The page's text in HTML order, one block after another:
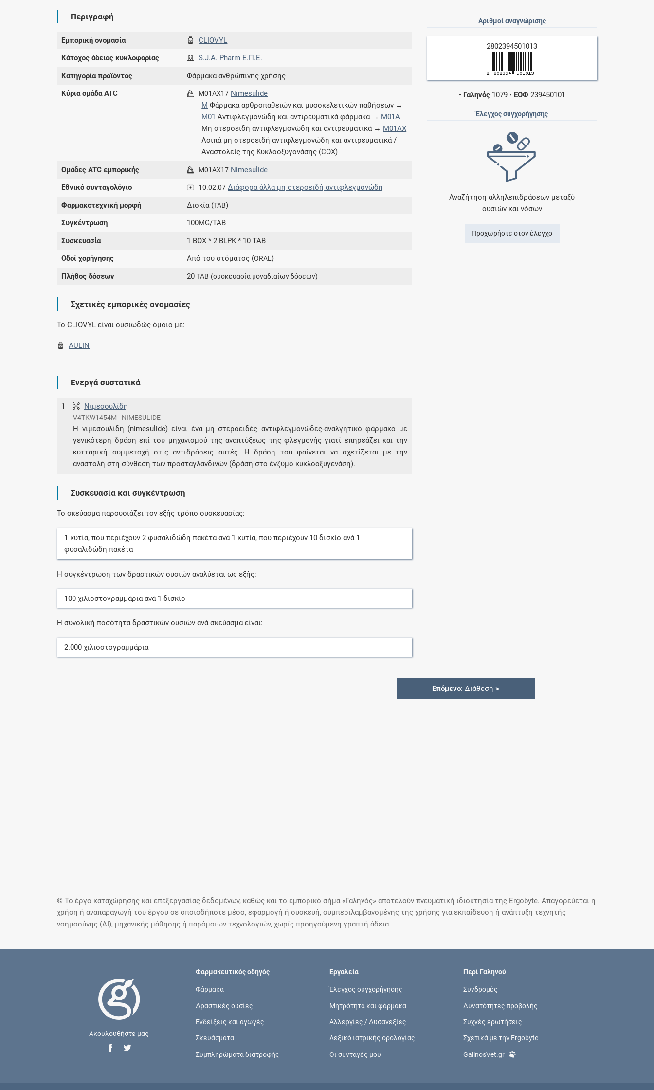
επιπλέον παροχές των συνδρομητικών
Ενδείξεις και αγωγές
Βρείτε θεραπευτικές ενδείξεις και αγωγές για
νόσους, συμπτώματα και ιατρικές πράξεις
πορείας του Galinos.gr από το 2011 μέχρι
Περιγραφή
Εμπορική ονομασία CLIOVYL
Κάτοχος άδειας κυκλοφορίας S.J.A. Pharm Ε.Π.Ε.
Κατηγορία προϊόντος Φάρμακα ανθρώπινης χρήσης
Κύρια ομάδα ATC M01AX17 Nimesulide
M Φάρμακα αρθροπαθειών και μυοσκελετικών παθήσεων →
M01 Αντιφλεγμονώδη και αντιρευματικά φάρμακα → M01A
Μη στεροειδή αντιφλεγμονώδη και αντιρευματικά → M01AX
Λοιπά μη στεροειδή αντιφλεγμονώδη και αντιρευματικά /
Αναστολείς της Κυκλοοξυγονάσης (COX)
Ομάδες ATC εμπορικής M01AX17 Nimesulide
Εθνικό συνταγολόγιο 10.02.07 Διάφορα άλλα μη στεροειδή αντιφλεγμονώδη
Φαρμακοτεχνική μορφή Δισκία (TAB)
Συγκέντρωση 100MG/TAB
Συσκευασία 1 BOX * 2 BLPK * 10 TAB
Οδοί χορήγησης Από του στόματος (ORAL)
Πλήθος δόσεων 20TAB (συσκευασία μοναδιαίων δόσεων)
Σχετικές εμπορικές ονομασίες
To CLIOVYL είναι ουσιωδώς όμοιο με:
AULIN
Αριθμοί αναγνώρισης
2802394501013
• Γαληνός1079 • ΕΟΦ 239450101
Έλεγχος συγχορήγησης
Αναζήτηση αλληλεπιδράσεων μεταξύ
ουσιών και νόσων
Προχωρήστε στον έλεγχο
Ενεργά συστατικά
1 Νιμεσουλίδη
V4TKW1454M - NIMESULIDE
Η νιμεσουλίδη (nimesulide) είναι ένα μη στεροειδές αντιφλεγμονώδες-αναλγητικό φάρμακο με
γενικότερη δράση επί του μηχανισμού της αναπτύξεως της φλεγμονής γιατί επηρεάζει και την
κυτταρική συμμετοχή στις αντιδράσεις αυτές. Η δράση του φαίνεται να σχετίζεται με την
αναστολή στη σύνθεση των προσταγλανδινών (δράση στο ένζυμο κυκλοοξυγενάση).
Συσκευασία και συγκέντρωση
Το σκεύασμα παρουσιάζει τον εξής τρόπο συσκευασίας:
1 κυτία, που περιέχουν2 φυσαλιδώδη πακέταανά 1 κυτία, που περιέχουν 10 δισκίο ανά 1
φυσαλιδώδη πακέτα
Η συγκέντρωση των δραστικών ουσιών αναλύεται ως εξής:
100 χιλιοστογραμμάριαανά 1 δισκίο
Η συνολική ποσότητα δραστικών ουσιών ανά σκεύασμα είναι:
2.000 χιλιοστογραμμάρια
Επόμενο: Διάθεση >
© Το έργο καταχώρησης και επεξεργασίας δεδομένων, καθώς και το εμπορικό σήμα «Γαληνός» αποτελούν πνευματική ιδιοκτησία της Ergobyte. Απαγορεύεται η
χρήση ή αναπαραγωγή του έργου σε οποιοδήποτε μέσο, εφαρμογή ή συσκευή, συμπεριλαμβανομένης της χρήσης για εκπαίδευση ή ανάπτυξη τεχνητής
νοημοσύνης (AI), μηχανικής μάθησης ή παρόμοιων τεχνολογιών, χωρίς προηγούμενη γραπτή άδεια.
Ακουλουθήστε μας
Φαρμακευτικός οδηγός
Φάρμακα
Δραστικές ουσίες
Ενδείξεις και αγωγές
Σκευάσματα
Συμπληρώματα διατροφής
Εργαλεία
Έλεγχος συγχορήγησης
Μητρότητα και φάρμακα
Αλλεργίες / Δυσανεξίες
Λεξικό ιατρικής ορολογίας
Οι συνταγές μου
Περί Γαληνού
Συνδρομές
Δυνατότητες προβολής
Συχνές ερωτήσεις
Σχετικά με την Ergobyte
GalinosVet.gr